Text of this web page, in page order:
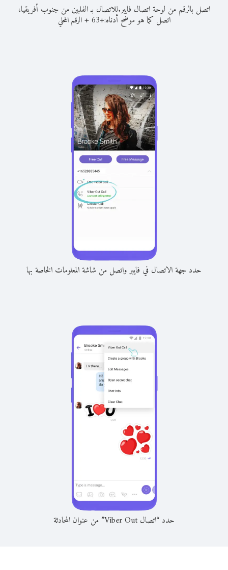
اتصل بالرقم من لوحة اتصال فايبر.للاتصال بـ الفلبين من جنوب أفريقيا،
اتصل كما هو موضح أدناه:+
63
+الرقم المحلي
حدد جهة الاتصال في فايبر واتصل من شاشة المعلومات الخاصة بها
حدد “اتصال Viber Out” من عنوان المحادثة